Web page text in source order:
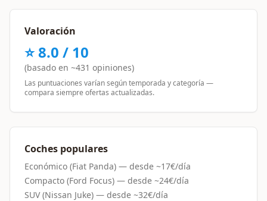
Valoración
⭐8.0 / 10
(basado en ~431 opiniones)
Las puntuaciones varían según temporada y categoría —
compara siempre ofertas actualizadas.
Coches populares
Económico (Fiat Panda) — desde ~17€/día
Compacto (Ford Focus) — desde ~24€/día
SUV (Nissan Juke) — desde ~32€/día